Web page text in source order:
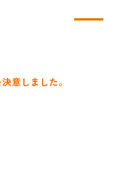
意しました。